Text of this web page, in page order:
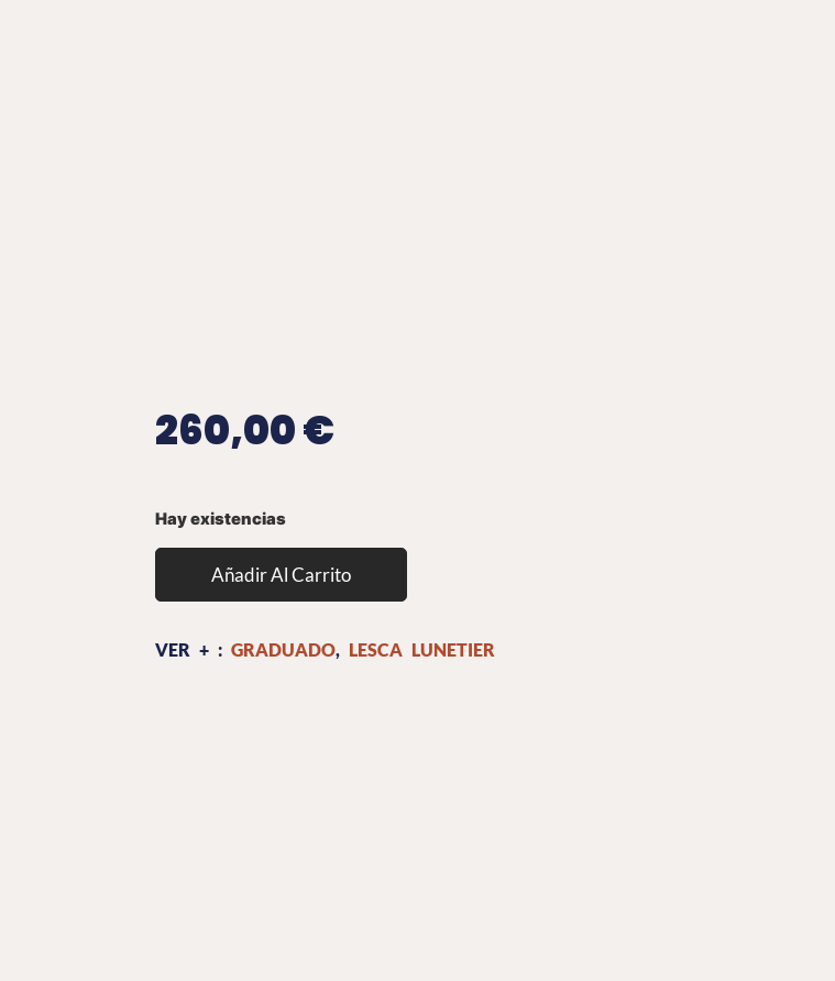
260,00€
Hay existencias
Añadir Al Carrito
VER + : GRADUADO, LESCA LUNETIER